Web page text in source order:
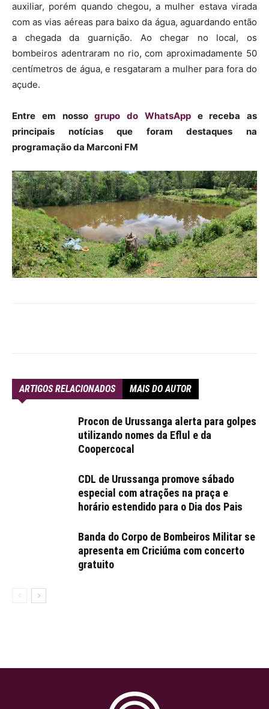
auxiliar, porém quando chegou, a mulher estava virada
com as vias aéreas para baixo da água, aguardando então
a chegada da guarnição. Ao chegar no local, os
bombeiros adentraram no rio, com aproximadamente 50
centímetros de água, e resgataram a mulher para fora do
açude.
Entre em nossogrupo do WhatsAppe receba as
principais notícias que foram destaques na
programação da Marconi FM
ARTIGOS RELACIONADOS MAIS DO AUTOR
Procon de Urussanga alerta para golpes
utilizando nomes da Eflul e da
Coopercocal
CDL de Urussanga promove sábado
especial com atrações na praça e
horário estendido para o Dia dos Pais
Banda do Corpo de Bombeiros Militar se
apresenta em Criciúma com concerto
gratuito